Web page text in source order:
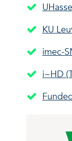
KU
imec-
i~HD